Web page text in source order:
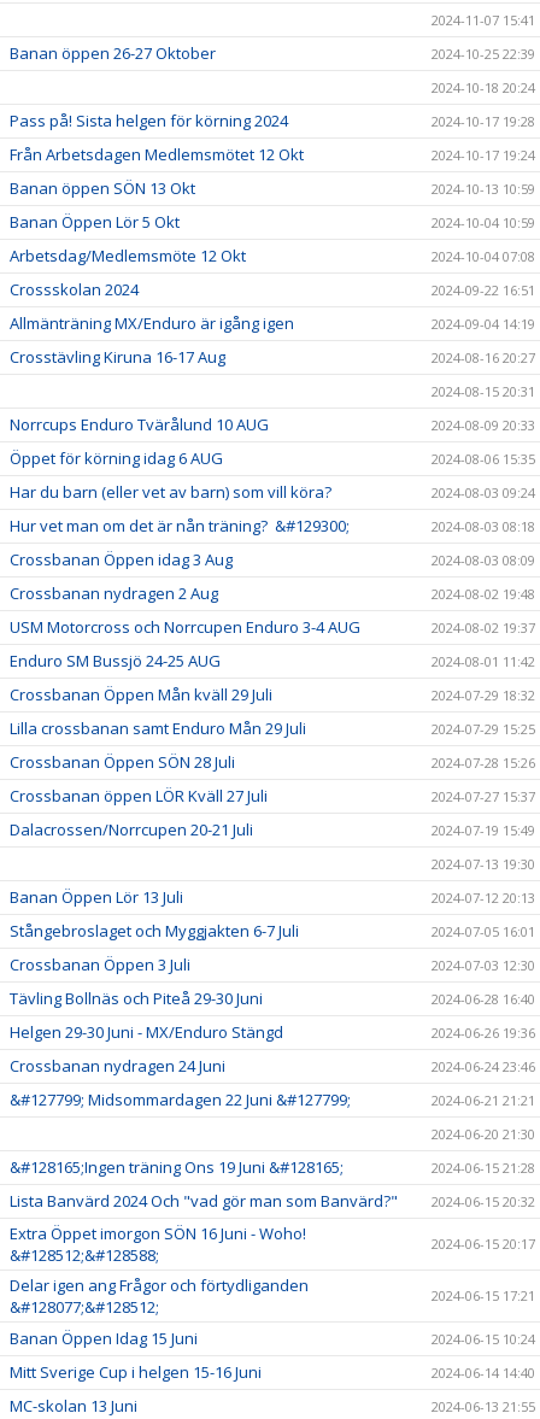
2024-11-07 15:41
Banan öppen 26-27 Oktober
2024-10-25 22:39
2024-10-18 20:24
Pass på! Sista helgen för körning 2024 2024-10-17 19:28
Från Arbetsdagen Medlemsmötet 12 Okt 2024-10-17 19:24
Banan öppen SÖN 13 Okt 2024-10-13 10:59
Banan Öppen Lör 5 Okt 2024-10-04 10:59
Arbetsdag/Medlemsmöte 12 Okt 2024-10-04 07:08
Crossskolan 2024 2024-09-22 16:51
Allmänträning MX/Enduro är igång igen 2024-09-04 14:19
Crosstävling Kiruna 16-17 Aug
2024-08-16 20:27
2024-08-15 20:31
Norrcups Enduro Tvärålund 10 AUG 2024-08-09 20:33
Öppet för körning idag 6 AUG 2024-08-06 15:35
Har du barn (eller vet av barn) som vill köra? 2024-08-03 09:24
Hur vet man om det är nån träning? &#129300; 2024-08-03 08:18
Crossbanan Öppen idag 3 Aug 2024-08-03 08:09
Crossbanan nydragen 2 Aug 2024-08-02 19:48
USM Motorcross och Norrcupen Enduro 3-4 AUG 2024-08-02 19:37
Enduro SM Bussjö 24-25 AUG 2024-08-01 11:42
Crossbanan Öppen Mån kväll 29 Juli 2024-07-29 18:32
Lilla crossbanan samt Enduro Mån 29 Juli 2024-07-29 15:25
Crossbanan Öppen SÖN 28 Juli 2024-07-28 15:26
Crossbanan öppen LÖR Kväll 27 Juli 2024-07-27 15:37
Dalacrossen/Norrcupen 20-21 Juli
2024-07-19 15:49
2024-07-13 19:30
Banan Öppen Lör 13 Juli 2024-07-12 20:13
Stångebroslaget och Myggjakten 6-7 Juli 2024-07-05 16:01
Crossbanan Öppen 3 Juli 2024-07-03 12:30
Tävling Bollnäs och Piteå 29-30 Juni 2024-06-28 16:40
Helgen 29-30 Juni - MX/Enduro Stängd 2024-06-26 19:36
Crossbanan nydragen 24 Juni 2024-06-24 23:46
&#127799; Midsommardagen 22 Juni &#127799;
2024-06-21 21:21
2024-06-20 21:30
&#128165;Ingen träning Ons 19 Juni &#128165; 2024-06-15 21:28
Lista Banvärd 2024 Och "vad gör man som Banvärd?" 2024-06-15 20:32
Extra Öppet imorgon SÖN 16 Juni - Woho!
&#128512;&#128588;
2024-06-15 20:17
Delar igen ang Frågor och förtydliganden
&#128077;&#128512;
2024-06-15 17:21
Banan Öppen Idag 15 Juni 2024-06-15 10:24
Mitt Sverige Cup i helgen 15-16 Juni 2024-06-14 14:40
MC-skolan 13 Juni 2024-06-13 21:55